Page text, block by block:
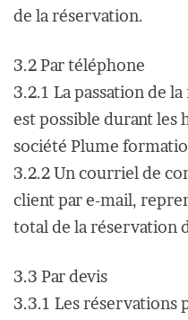
de la réservation.
3.2 Par téléphone
3.2.1 La passation de
est possible durant les
société Plume
3.2.2 Un courriel de
client par e-mail,
total de la réservation
3.3 Par devis
3.3.1 Les réservations